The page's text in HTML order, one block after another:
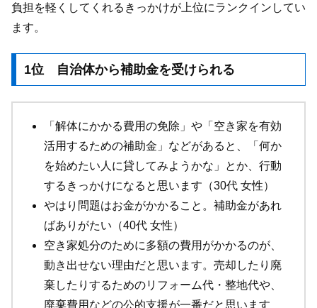
負担を軽くしてくれるきっかけが上位にランクインしてい
ます。
1位 自治体から補助金を受けられる
「解体にかかる費用の免除」や「空き家を有効
活用するための補助金」などがあると、「何か
を始めたい人に貸してみようかな」とか、行動
するきっかけになると思います（30代 女性）
やはり問題はお金がかかること。補助金があれ
ばありがたい（40代 女性）
空き家処分のために多額の費用がかかるのが、
動き出せない理由だと思います。売却したり廃
棄したりするためのリフォーム代・整地代や、
廃棄費用などの公的支援が一番だと思います